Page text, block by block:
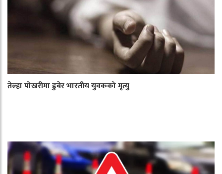
तेल्हा पोखरीमा डुबेर भारतीय युवकको मृत्यु